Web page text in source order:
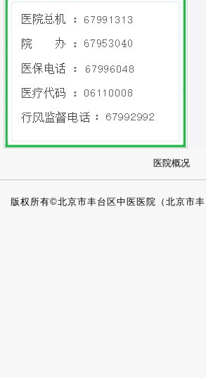
医院概况
版权所有©北京市丰台区中医医院（北京